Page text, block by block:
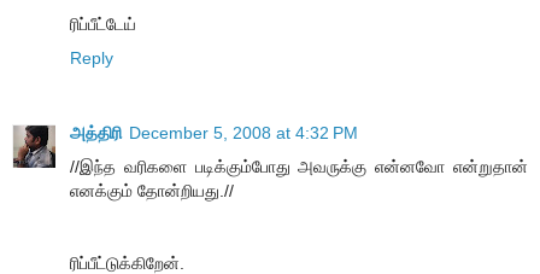
ரிப்பீட்டேய்
Reply
அத்திரி December 5, 2008 at 4:32 PM
//இந்த வரிகளை படிக்கும்போது அவருக்கு என்னவோ என்றுதான்
எனக்கும் தோன்றியது.//
ரிப்பீட்டுக்கிறேன்.